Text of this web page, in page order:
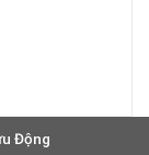
Động